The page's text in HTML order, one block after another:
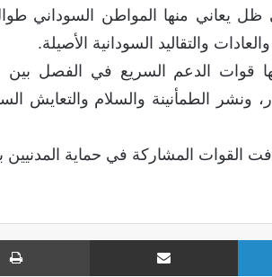
ظل يعاني منها المواطن السوداني
والتقاليد السودانية الأصيلة.
قوات الدعم السريع في الفصل بين
ونشر الطمأنينة والسلام والتعايش
لينكدإن مشاركة عبر البريد